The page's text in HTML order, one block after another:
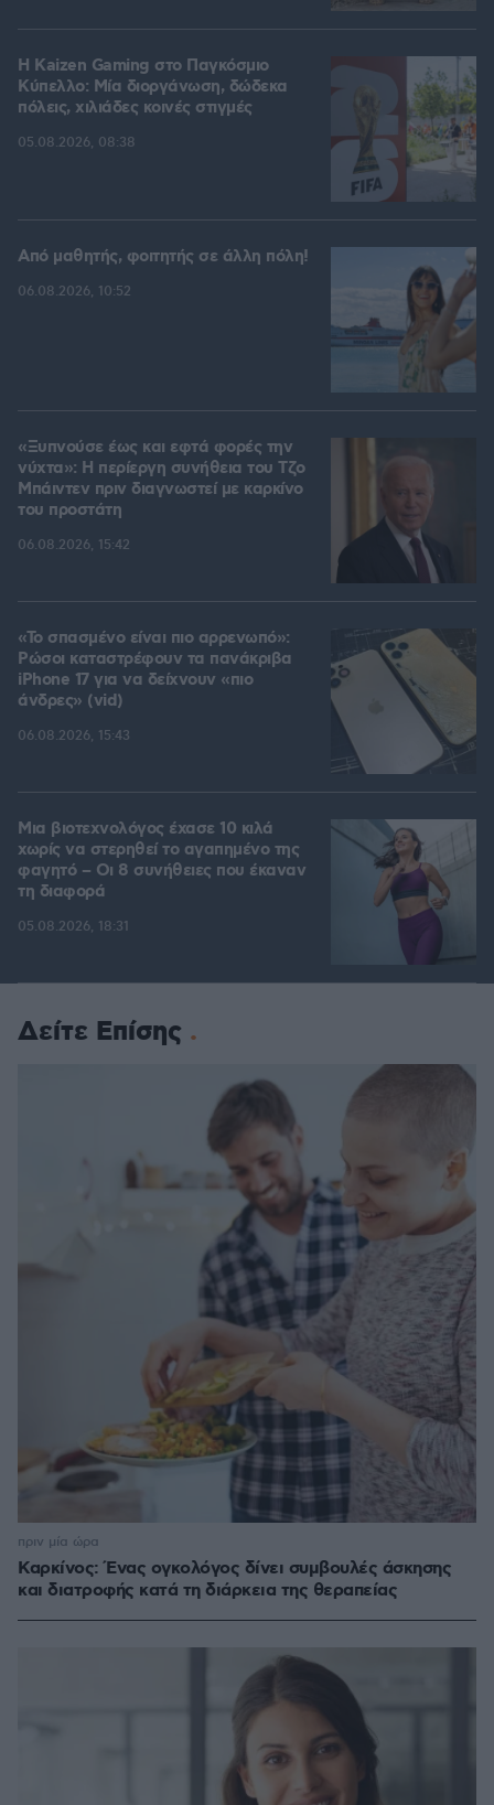
H Kaizen Gaming στο Παγκόσμιο
Kύπελλο: Μία διοργάνωση, δώδεκα
πόλεις, χιλιάδες κοινές στιγμές
05.08.2026, 08:38
Από μαθητής, φοιτητής σε άλλη πόλη!
06.08.2026, 10:52
«Ξυπνούσε έως και εφτά φορές την
νύχτα»: Η περίεργη συνήθεια του Τζο
Μπάιντεν πριν διαγνωστεί με καρκίνο
του προστάτη
06.08.2026, 15:42
«Το σπασμένο είναι πιο αρρενωπό»:
Ρώσοι καταστρέφουν τα πανάκριβα
iPhone 17 για να δείχνουν «πιο
άνδρες» (vid)
06.08.2026, 15:43
Μια βιοτεχνολόγος έχασε 10 κιλά
χωρίς να στερηθεί το αγαπημένο της
φαγητό – Οι 8 συνήθειες που έκαναν
τη διαφορά
05.08.2026, 18:31
Δείτε Επίσης
Καρκίνος: Ένας ογκολόγος δίνει συμβουλές άσκησης
και διατροφής κατά τη διάρκεια της θεραπείας
πριν μία ώρα